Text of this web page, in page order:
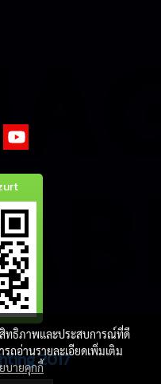
2017
สิทธิภาพและประสบการณ์ที่ดี
ถอ่านรายละเอียดเพิ่มเติม
บายคุกกี้